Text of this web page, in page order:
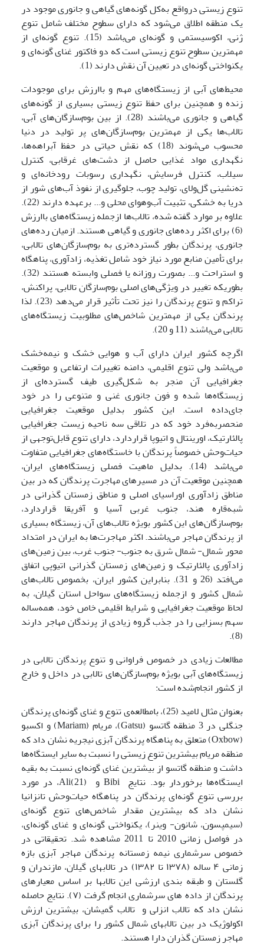
تنوع زیستی درواقع به‌کل گونه‌های گیاهی و جانوری موجود در
یک منطقه اطلاق می‌شود که دارای سطوح مختلف شامل تنوع
ژنی، اکوسیستمی و گونه‌ای می‌باشد (15). تنوع گونه‌ای از
مهمترین سطوح تنوع زیستی است که دو فاکتور غنای گونه‌ای و
یکنواختی گونه‌ای در تعیین آن نقش دارند (1).
محیط‌های آبی از زیستگاه‌های مهم و باارزش برای موجودات
زنده و همچنین برای حفظ تنوع زیستی بسیاری از گونه‌های
گیاهی و جانوری می‌باشند (28). از بین بوم‌سازگان‌های آبی،
تالاب‌ها یکی از مهمترین بوم‌سازگان‌های پر تولید در دنیا
محسوب می‌شوند (18) که نقش حیاتی در حفظ آبراهه‌ها،
نگهداری مواد غذایی حاصل از دشت‌های غرقابی، کنترل
سیلاب، کنترل فرسایش، نگهداری رسوبات رودخانه‌ای و
ته‌نشینی گل‌ولای، تولید چوب، جلوگیری از نفوذ آب‌های شور از
دریا به خشکی، تثبیت آب‌وهوای محلی و... برعهده دارند (22).
علاوه بر موارد گفته شده، تالاب‌ها ازجمله زیستگاه‌های باارزش
(6) برای اکثر رده‌های جانوری و گیاهی هستند. ازمیان رده‌های
جانوری، پرندگان بطور گسترده‌تری به بوم‌سازگان‌های تالابی،
برای تأمین منابع مورد نیاز خود شامل تغذیه، زادآوری، پناهگاه
و استراحت و... بصورت روزانه یا فصلی وابسته هستند (32).
بطوریکه تغییر در ویژگی‌های اصلی بوم‌سازگان تالابی، پراکنش،
تراکم و تنوع پرندگان را نیز تحت تأثیر قرار می‌دهد (23). لذا
پرندگان یکی از مهمترین شاخص‌های مطلوبیت زیستگاه‌های
تالابی می‌باشند (11 و 20).
اگرچه کشور ایران دارای آب و هوایی خشک و نیمه‌خشک
می‌باشد ولی تنوع اقلیمی، دامنه تغییرات ارتفاعی و موقعیت
جغرافیایی آن منجر به شکل‌گیری طیف گسترده‌ای از
زیستگاه‌ها شده و فون جانوری غنی و متنوعی را در خود
جای‌داده است. این کشور بدلیل موقعیت جغرافیایی
منحصربه‌فرد خود که در تلاقی سه ناحیه زیست جغرافیایی
پالئارتیک، اورینتال و اتیوپا قراردارد، دارای تنوع قابل‌توجهی از
حیات‌وحش خصوصاً پرندگان با خاستگاه‌های جغرافیایی متفاوت
می‌باشد (14). بدلیل ماهیت فصلی زیستگاه‌های ایران،
همچنین موقعیت آن در مسیرهای مهاجرت پرندگان که در بین
مناطق زادآوری اوراسیای اصلی و مناطق زمستان گذرانی در
شبه‌قاره هند، جنوب غربی آسیا و آفریقا قراردارد،
بوم‌سازگان‌های این کشور بویژه تالاب‌های آن، زیستگاه بسیاری
از پرندگان مهاجر می‌باشند. اکثر مهاجرت‌ها به ایران در امتداد
محور شمال- شمال شرق به جنوب- جنوب غرب، بین زمین‌های
زادآوری پالئارتیک و زمین‌های زمستان گذرانی اتیوپی اتفاق
می‌افتد (26 و 31). بنابراین کشور ایران، بخصوص تالاب‌های
شمال کشور و ازجمله زیستگاه‌های سواحل استان گیلان، به
لحاظ موقعیت جغرافیایی و شرایط اقلیمی خاص خود، همه‌ساله
سهم بسزایی را در جذب گروه زیادی از پرندگان مهاجر دارند
(8).
مطالعات زیادی در خصوص فراوانی و تنوع پرندگان تالابی در
زیستگاه‌های آبی بویژه بوم‌سازگان‌های تالابی در داخل و خارج
از کشور انجام‌شده است:
بعنوان مثال لامید (25)، بامطالعه‌ی تنوع و غنای گونه‌ای پرندگان
جنگلی در 3 منطقه گاتسو (Gatsu)، مریام (Mariam) و اکسبو
(Oxbow) متعلق به پناهگاه پرندگان آبزی نیجریه نشان داد که
منطقه مریام بیشترین تنوع زیستی را نسبت به سایر ایستگاه‌ها
داشت و منطقه گاتسو از بیشترین غنای گونه‌ای نسبت به بقیه
ایستگاه‌ها برخوردار بود. نتایج Bibi و Ali(21)، در مورد
بررسی تنوع گونه‌ای پرندگان در پناهگاه حیات‌وحش تانزانیا
نشان داد که بیشترین مقدار شاخص‌های تنوع گونه‌ای
(سیمپسون، شانون- وینر)، یکنواختی گونه‌ای و غنای گونه‌ای،
در فواصل زمانی 2010 تا 2011 مشاهده شد. تحقیقاتی در
خصوص سرشماری نیمه زمستانه پرندگان مهاجر آبزی بازه
زمانی‌ ۴ ساله (۱۳۷۸ تا ۱۳۸۲) در تالابهای گیلان، مازندران و
گلستان و طبقه بندی ارزشی این تالابها بر اساس معیارهای
پرندگان از داده های سرشماری انجام گرفت (۷). نتایج حاصله
نشان داد که تالاب انزلی و تالاب گمیشان، بیشترین ارزش
اکولوژیک در بین تالابهای شمال کشور را برای پرندگان آبزی
مهاجر زمستان گذران دارا هستند.